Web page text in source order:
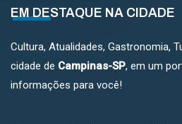
EM DESTAQUE NA CIDADE
Cultura, Atualidades, Gastronomia,
cidade de Campinas-SP, em um
informações para você!